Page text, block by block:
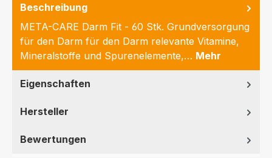
Beschreibung
META-CARE Darm Fit - 60 Stk. Grundversorgung
für den Darm für den Darm relevante Vitamine,
Mineralstoffe und Spurenelemente,… Mehr
Eigenschaften
Hersteller
Bewertungen